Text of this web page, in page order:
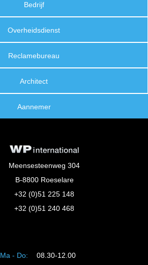
Bedrijf
Overheidsdienst
Reclamebureau
Architect
Aannemer
Meensesteenweg 304
B-8800 Roeselare
+32 (0)51 225 148
+32 (0)51 240 468
Ma - Do:
08.30-12.00